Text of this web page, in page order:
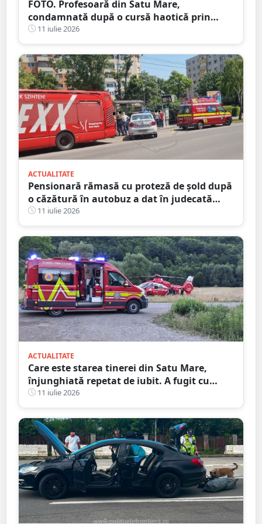
FOTO. Profesoară din Satu Mare,
condamnată după o cursă haotică prin
oraș. Alcoolemie uriașă, oprită de un șofer
curajos
11 iulie 2026
ACTUALITATE
Pensionară rămasă cu proteză de șold după
o căzătură în autobuz a dat în judecată
Transurban
11 iulie 2026
ACTUALITATE
Care este starea tinerei din Satu Mare,
înjunghiată repetat de iubit. A fugit cu
cuțitul în piept, pe stradă
11 iulie 2026